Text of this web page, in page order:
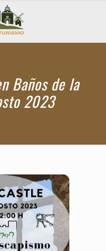
Baños de la
2023